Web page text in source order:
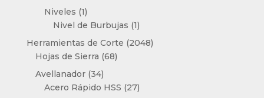
Niveles 11
producto
Nivel de Burbujas 11
producto
Herramientas de Corte 20482048
Hojas de Sierra 6868
Avellanador 3434
productos
Acero Rápido HSS 2727